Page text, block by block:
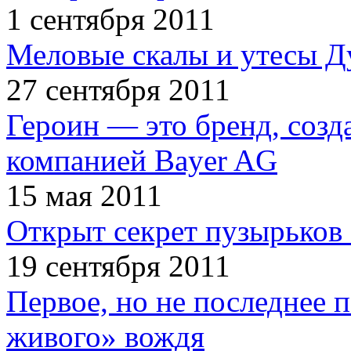
1 сентября 2011
Меловые скалы и утесы
27 сентября 2011
Героин — это бренд,
компанией Bayer AG
15 мая 2011
Открыт секрет пузырьков
19 сентября 2011
Первое, но не последнее
живого» вождя